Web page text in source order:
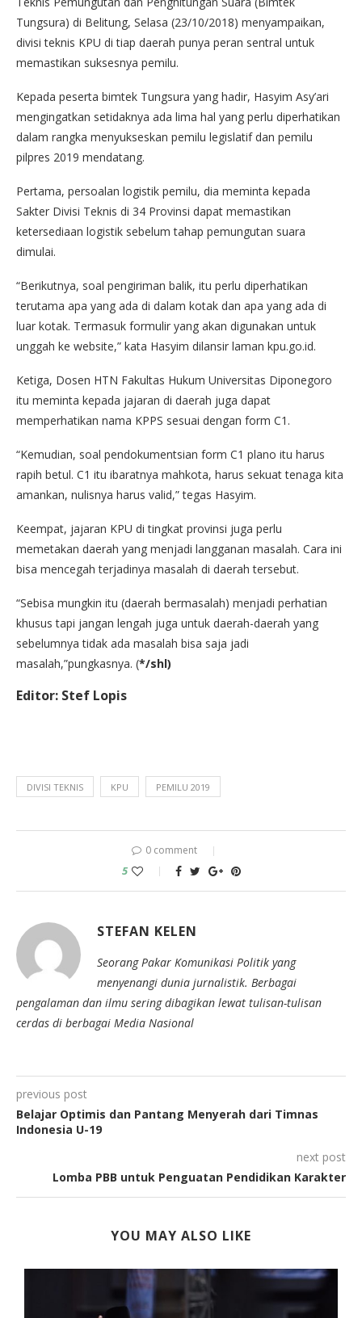
Tungsura) di Belitung, Selasa (23/10/2018) menyampaikan,
divisi teknis KPU di tiap daerah punya peran sentral untuk
memastikan suksesnya pemilu.
Kepada peserta bimtek Tungsura yang hadir, Hasyim Asy’ari
mengingatkan setidaknya ada lima hal yang perlu diperhatikan
dalam rangka menyukseskan pemilu legislatif dan pemilu
pilpres 2019 mendatang.
Pertama, persoalan logistik pemilu, dia meminta kepada
Sakter Divisi Teknis di 34 Provinsi dapat memastikan
ketersediaan logistik sebelum tahap pemungutan suara
dimulai.
“Berikutnya, soal pengiriman balik, itu perlu diperhatikan
terutama apa yang ada di dalam kotak dan apa yang ada di
luar kotak. Termasuk formulir yang akan digunakan untuk
unggah ke website,” kata Hasyim dilansir laman kpu.go.id.
Ketiga, Dosen HTN Fakultas Hukum Universitas Diponegoro
itu meminta kepada jajaran di daerah juga dapat
memperhatikan nama KPPS sesuai dengan form C1.
“Kemudian, soal pendokumentsian form C1 plano itu harus
rapih betul. C1 itu ibaratnya mahkota, harus sekuat tenaga kita
amankan, nulisnya harus valid,” tegas Hasyim.
Keempat, jajaran KPU di tingkat provinsi juga perlu
memetakan daerah yang menjadi langganan masalah. Cara ini
bisa mencegah terjadinya masalah di daerah tersebut.
“Sebisa mungkin itu (daerah bermasalah) menjadi perhatian
khusus tapi jangan lengah juga untuk daerah-daerah yang
sebelumnya tidak ada masalah bisa saja jadi
masalah,”pungkasnya. (*/shl)
Editor: Stef Lopis
DIVISI TEKNIS KPU PEMILU 2019
0 comment
5
STEFAN KELEN
Seorang Pakar Komunikasi Politik yang
menyenangi dunia jurnalistik. Berbagai
pengalaman dan ilmu sering dibagikan lewat tulisan-tulisan
cerdas di berbagai Media Nasional
previous post
Belajar Optimis dan Pantang Menyerah dari Timnas
Indonesia U-19
next post
Lomba PBB untuk Penguatan Pendidikan Karakter
YOU MAY ALSO LIKE